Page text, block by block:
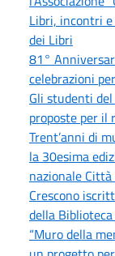
Libri, incontri
dei Libri
81°
celebrazioni
Gli studenti
proposte per il
Trent’anni di
la 30esima
nazionale
Crescono
della
“Muro della